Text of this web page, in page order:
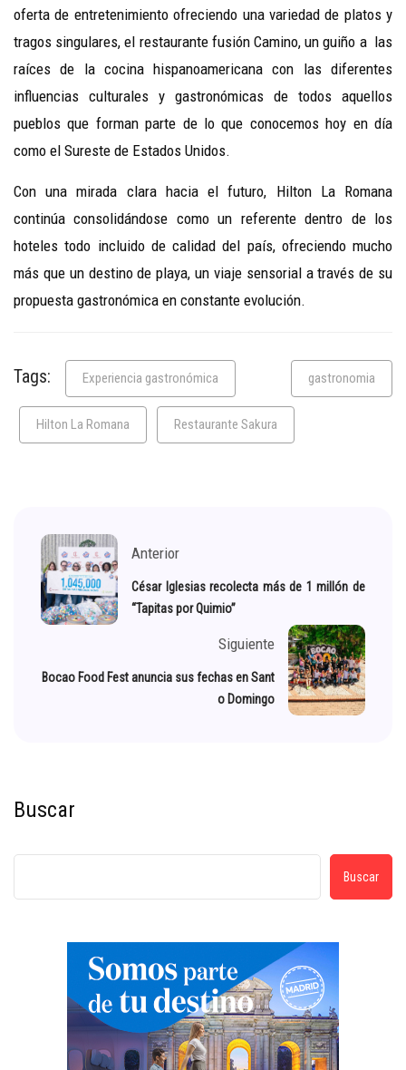
oferta de entretenimiento ofreciendo una variedad de platos y
tragos singulares, el restaurante fusión Camino, un guiño a las
raíces de la cocina hispanoamericana con las diferentes
influencias culturales y gastronómicas de todos aquellos
pueblos que forman parte de lo que conocemos hoy en día
como el Sureste de Estados Unidos.
Con una mirada clara hacia el futuro, Hilton La Romana
continúa consolidándose como un referente dentro de los
hoteles todo incluido de calidad del país, ofreciendo mucho
más que un destino de playa, un viaje sensorial a través de su
propuesta gastronómica en constante evolución.
Tags: Experiencia gastronómica gastronomia
Hilton La Romana Restaurante Sakura
Anterior
César Iglesias recolecta más de 1 millón de
“Tapitas por Quimio”
Siguiente
Bocao Food Fest anuncia sus fechas en Sant
o Domingo
Buscar
Buscar